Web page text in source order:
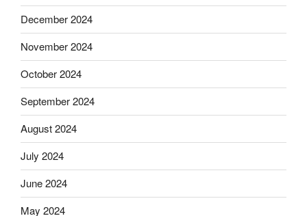
December 2024
November 2024
October 2024
September 2024
August 2024
July 2024
June 2024
May 2024